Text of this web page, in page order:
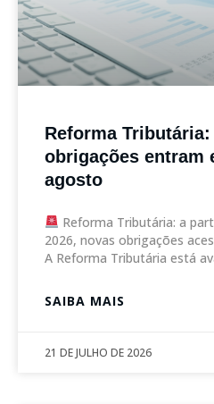
Reforma
obrigações entram
agosto
Reforma Tributária: a
2026, novas obrigações
A Reforma Tributária está
SAIBA MAIS
21 DE JULHO DE 2026